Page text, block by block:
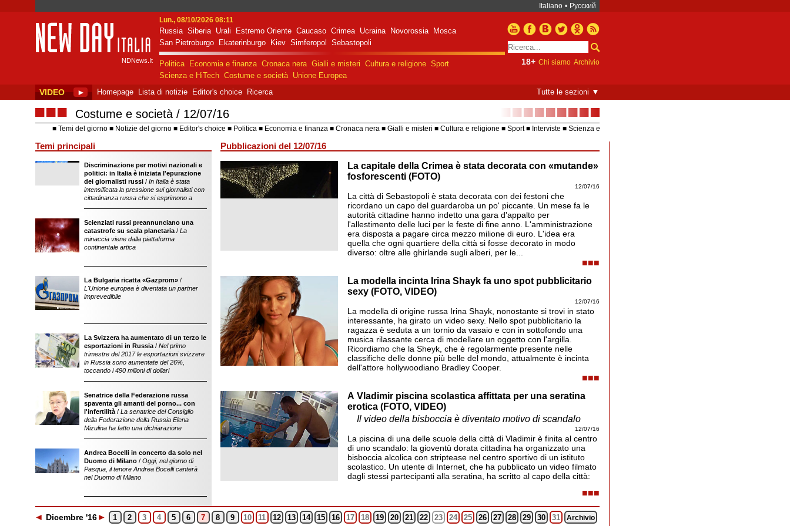
Italiano • Русский
New Day Italia
NDNews.It
Lun., 08/10/2026 08:11
Russia Siberia Urali Estremo Oriente Caucaso Crimea Ucraina Novorossia
Mosca
San Pietroburgo
Ekaterinburgo Kiev Simferopol Sebastopoli
Politica Economia e finanza Cronaca nera Gialli e misteri Cultura e religione Sport
Scienza e HiTech Costume e società Unione Europea
18+ Chi siamo Archivio
VIDEO ► Homepage Lista di notizie Editor's choice Ricerca Tutte le sezioni ▼
■■■ Costume e società 12/07/16 ■■■■■■■■■
Temi del giorno Notizie del giorno Editor's choice Politica Economia e finanza Cronaca nera Gialli e misteri Cultura e religione Sport Interviste
Scienza e
Pubblicazioni del 12/07/16
La capitale della Crimea è stata decorata con «mutande»
fosforescenti (FOTO)
12/07/16
La città di Sebastopoli è stata decorata con dei festoni che
ricordano un capo del guardaroba un po' piccante. Un mese fa le
autorità cittadine hanno indetto una gara d'appalto per
l'allestimento delle luci per le feste di fine anno. L'amministrazione
era disposta a pagare circa mezzo milione di euro. L'idea era
quella che ogni quartiere della città si fosse decorato in modo
diverso: oltre alle ghirlande sugli alberi, per le...
■■■
Temi principali
Discriminazione per motivi nazionali e
politici: in Italia è iniziata l'epurazione
dei giornalisti russi/ In Italia è stata
intensificata la pressione sui giornalisti con
cittadinanza russa che si esprimono a
sostegno dell'operazione militare speciale
della Federazione Russa in Ucraina
Scienziati russi preannunciano una
catastrofe su scala planetaria/ La
minaccia viene dalla piattaforma
continentale artica
La modella incinta Irina Shayk fa uno spot pubblicitario
sexy (FOTO, VIDEO)
12/07/16
La modella di origine russa Irina Shayk, nonostante si trovi in stato
interessante, ha girato un video sexy. Nello spot pubblicitario la
ragazza è seduta a un tornio da vasaio e con in sottofondo una
musica rilassante cerca di modellare un oggetto con l'argilla.
Ricordiamo che la Sheyk, che è regolarmente presente nelle
classifiche delle donne più belle del mondo, attualmente è incinta
dell'attore hollywoodiano Bradley Cooper.
■■■
La Bulgaria ricatta «Gazprom»/
L'Unione europea è diventata un partner
imprevedibile
La Svizzera ha aumentato di un terzo le
esportazioni in Russia/ Nel primo
trimestre del 2017 le esportazioni svizzere
in Russia sono aumentate del 26%,
toccando i 490 milioni di dollari
A Vladimir piscina scolastica affittata per una seratina
erotica (FOTO, VIDEO)
Il video della bisboccia è diventato motivo di scandalo
12/07/16
La piscina di una delle scuole della città di Vladimir è finita al centro
di uno scandalo: la gioventù dorata cittadina ha organizzato una
bisboccia alcolica con striptease nel centro sportivo di un istituto
scolastico. Un utente di Internet, che ha pubblicato un video filmato
dagli stessi partecipanti alla seratina, ha scritto al capo della città:
■■■
Senatrice della Federazione russa
spaventa gli amanti del porno... con
l'infertilità/ La senatrice del Consiglio
della Federazione della Russia Elena
Mizulina ha fatto una dichiarazione
discutibile sul legame tra l'infertilità e la
pornodipendenza nel corso del forum sulla
sicurezza in Internet
Andrea Bocelli in concerto da solo nel
Duomo di Milano/ Oggi, nel giorno di
Pasqua, il tenore Andrea Bocelli canterà
nel Duomo di Milano
◄ Dicembre'16► 1 2 3 4 5 6 7 8 9 10 11 12 13 14 15 16 17 18 19 20 21 22 23 24 25 26 27 28 29 30 31 Archivio